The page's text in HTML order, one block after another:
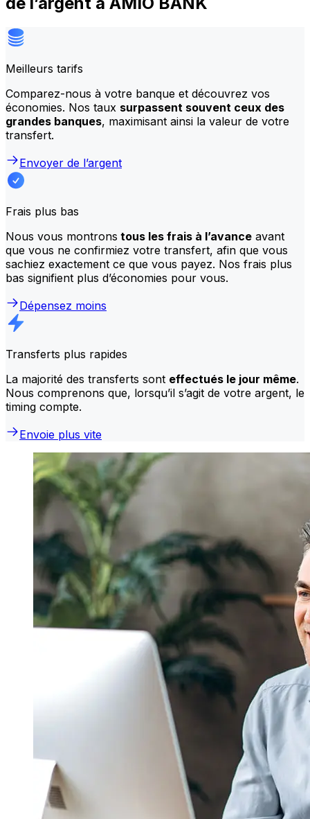
Meilleurs tarifs
Comparez-nous à votre banque et découvrez vos
économies. Nos taux surpassent souvent ceux des
grandes banques, maximisant ainsi la valeur de votre
transfert.
Envoyer de l’argent
Frais plus bas
Nous vous montrons tous les frais à l’avance avant
que vous ne confirmiez votre transfert, afin que vous
sachiez exactement ce que vous payez. Nos frais plus
bas signifient plus d’économies pour vous.
Dépensez moins
Transferts plus rapides
La majorité des transferts sont effectués le jour même.
Nous comprenons que, lorsqu’il s’agit de votre argent, le
timing compte.
Envoie plus vite